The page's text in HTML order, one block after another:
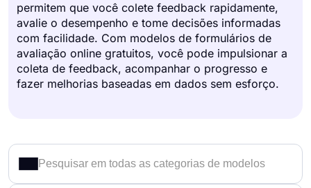
Preços
permitem que você colete feedback rapidamente,
avalie o desempenho e tome decisões informadas
com facilidade. Com modelos de formulários de
avaliação online gratuitos, você pode impulsionar a
coleta de feedback, acompanhar o progresso e
fazer melhorias baseadas em dados sem esforço.